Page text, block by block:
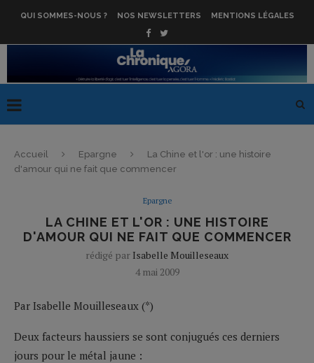
QUI SOMMES-NOUS ? NOS NEWSLETTERS MENTIONS LÉGALES
Accueil Epargne
La Chine et l'or : une histoire
d'amour qui ne fait que commencer
Epargne
LA CHINE ET L'OR : UNE HISTOIRE
D'AMOUR QUI NE FAIT QUE COMMENCER
rédigé par Isabelle Mouilleseaux
4 mai 2009
Par Isabelle Mouilleseaux (*)
Deux facteurs haussiers se sont conjugués ces derniers
jours pour le métal jaune :